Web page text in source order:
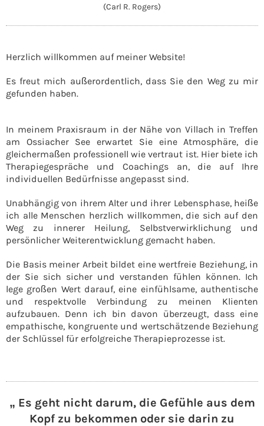
(Carl R. Rogers)
Herzlich willkommen auf meiner Website!
Es freut mich außerordentlich, dass Sie den Weg zu mir
gefunden haben.
In meinem Praxisraum in der Nähe von Villach in Treffen
am Ossiacher See erwartet Sie eine Atmosphäre, die
gleichermaßen professionell wie vertraut ist. Hier biete ich
Therapiegespräche und Coachings an, die auf Ihre
individuellen Bedürfnisse angepasst sind.
Unabhängig von ihrem Alter und ihrer Lebensphase, heiße
ich alle Menschen herzlich willkommen, die sich auf den
Weg zu innerer Heilung, Selbstverwirklichung und
persönlicher Weiterentwicklung gemacht haben.
Die Basis meiner Arbeit bildet eine wertfreie Beziehung, in
der Sie sich sicher und verstanden fühlen können. Ich
lege großen Wert darauf, eine einfühlsame, authentische
und respektvolle Verbindung zu meinen Klienten
aufzubauen. Denn ich bin davon überzeugt, dass eine
empathische, kongruente und wertschätzende Beziehung
der Schlüssel für erfolgreiche Therapieprozesse ist.
„ Es geht nicht darum, die Gefühle aus dem
Kopf zu bekommen oder sie darin zu